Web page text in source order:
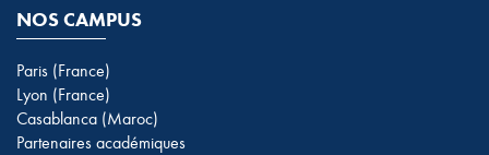
NOS CAMPUS
Paris (France)
Lyon (France)
Casablanca (Maroc)
Partenaires académiques